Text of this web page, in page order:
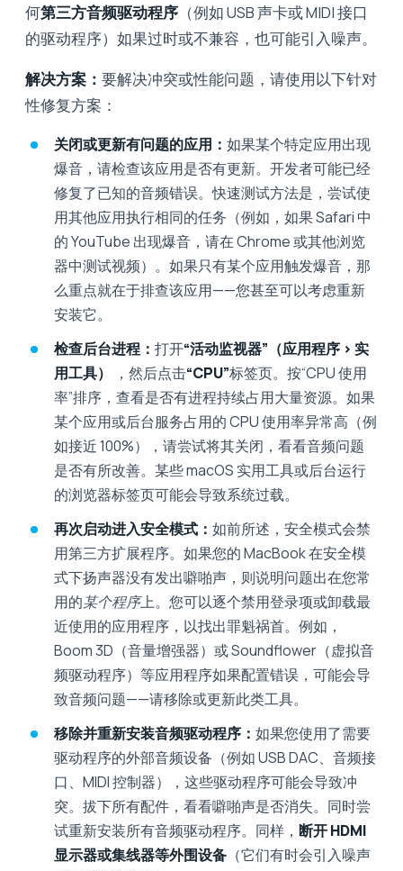
何第三方音频驱动程序 （例如 USB 声卡或 MIDI 接口
的驱动程序）如果过时或不兼容，也可能引入噪声。
解决方案： 要解决冲突或性能问题，请使用以下针对
性修复方案：
关闭或更新有问题的应用： 如果某个特定应用出现
爆音，请检查该应用是否有更新。开发者可能已经
修复了已知的音频错误。快速测试方法是，尝试使
用其他应用执行相同的任务（例如，如果 Safari 中
的 YouTube 出现爆音，请在 Chrome 或其他浏览
器中测试视频）。如果只有某个应用触发爆音，那
么重点就在于排查该应用——您甚至可以考虑重新
安装它。
检查后台进程： 打开“活动监视器”（应用程序 > 实
用工具）
，然后点击“CPU”标签页。按“CPU 使用
率”排序，查看是否有进程持续占用大量资源。如果
某个应用或后台服务占用的 CPU 使用率异常高（例
如接近 100%），请尝试将其关闭，看看音频问题
是否有所改善。某些 macOS 实用工具或后台运行
的浏览器标签页可能会导致系统过载。
再次启动进入安全模式： 如前所述，安全模式会禁
用第三方扩展程序。如果您的 MacBook 在安全模
式下扬声器没有发出噼啪声，则说明问题出在您常
用的某个程序上。您可以逐个禁用登录项或卸载最
近使用的应用程序，以找出罪魁祸首。例如，
Boom 3D（音量增强器）或 Soundflower（虚拟音
频驱动程序）等应用程序如果配置错误，可能会导
致音频问题——请移除或更新此类工具。
移除并重新安装音频驱动程序： 如果您使用了需要
驱动程序的外部音频设备（例如 USB DAC、音频接
口、MIDI 控制器），这些驱动程序可能会导致冲
突。拔下所有配件，看看噼啪声是否消失。同时尝
试重新安装所有音频驱动程序。同样， 断开 HDMI
显示器或集线器等外围设备 （它们有时会引入噪声